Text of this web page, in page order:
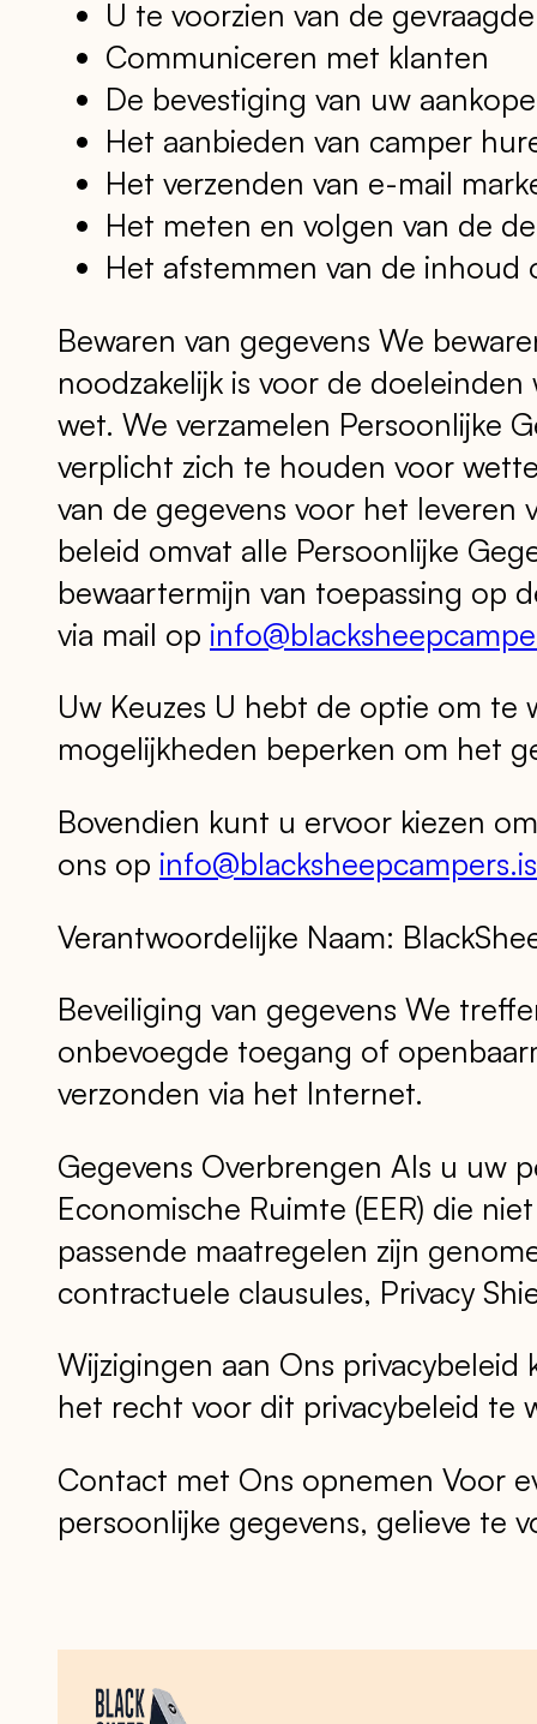
U te voorzien van de
Communiceren met klanten
De bevestiging van uw
Het aanbieden van camper
Het verzenden van e-mail
Het meten en volgen van de
Het afstemmen van de inhoud
Bewaren van gegevens We
noodzakelijk is voor de
wet. We verzamelen Persoonlijke
verplicht zich te houden voor
van de gegevens voor het leveren
beleid omvat alle Persoonlijke
bewaartermijn van toepassing op
via mail op
Uw Keuzes U hebt de optie om te
mogelijkheden beperken om het
Bovendien kunt u ervoor kiezen
ons op info@blacksheepcampers.is
Verantwoordelijke Naam:
Beveiliging van gegevens We
onbevoegde toegang of
verzonden via het Internet.
Gegevens Overbrengen Als u uw
Economische Ruimte (EER) die
passende maatregelen zijn
contractuele clausules, Privacy
Wijzigingen aan Ons
het recht voor dit privacybeleid te
Contact met Ons opnemen Voor
persoonlijke gegevens, gelieve te